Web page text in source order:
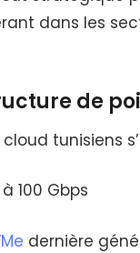
dans les
de
tunisiens
100 Gbps
dernière